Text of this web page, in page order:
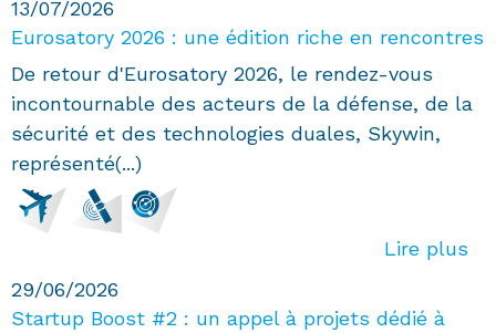
13/07/2026
Eurosatory 2026 : une édition riche en rencontres
De retour d'Eurosatory 2026, le rendez-vous
incontournable des acteurs de la défense, de la
sécurité et des technologies duales, Skywin,
représenté(...)
Lire plus
29/06/2026
Startup Boost #2 : un appel à projets dédié à